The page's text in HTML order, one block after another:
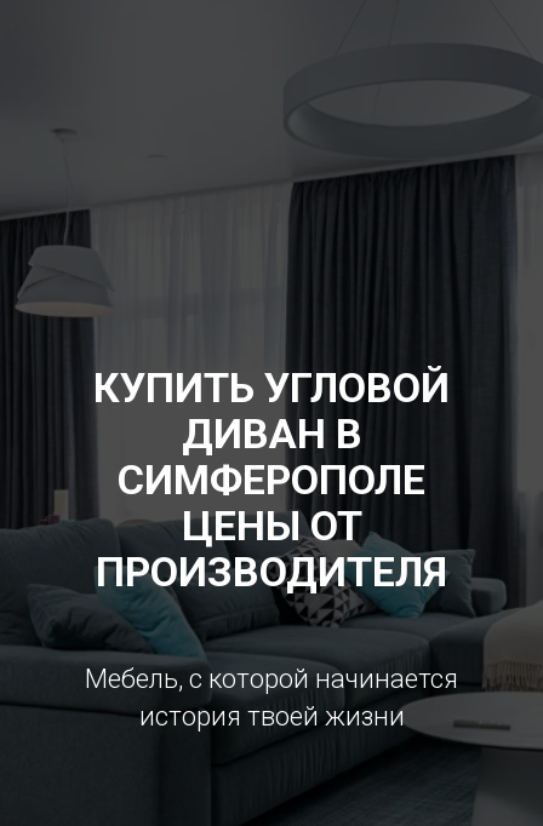
КУПИТЬ УГЛОВОЙ
ДИВАН В
СИМФЕРОПОЛЕ
ЦЕНЫ ОТ
ПРОИЗВОДИТЕЛЯ
Мебель, с которой начинается
история твоей жизни